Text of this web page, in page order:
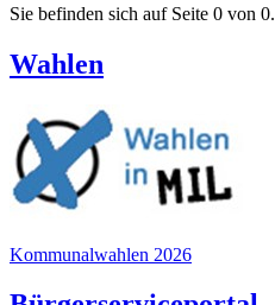
Sie befinden sich auf Seite 0 von 0.
Wahlen
Kommunalwahlen 2026